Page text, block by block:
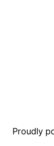
Proudly